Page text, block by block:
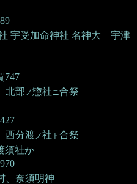
宇受加命神社 名神大
宇津
747
北部 ノ惣社 ニ合祭
西分渡 ノ社 ト 合祭
須社か
、奈須明神